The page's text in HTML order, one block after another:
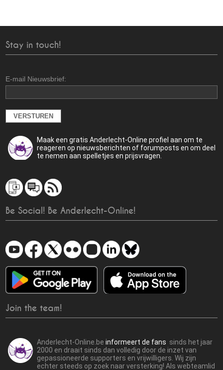
Stay in touch!
E-mail Nieuwsbrief:
Maak een gratis Anderlecht-Online profiel aan om te
reageren op nieuwsberichten of forumposts en om deel
te nemen aan spelletjes en prijsvragen.
Be Social! Be Anderlecht-Online!
Join the team!
Anderlecht-Online.beinformeert de fans sinds het jaar
2000 en draait sinds dan volledig door de inzet van
gepassioneerde supporters en vrijwilligers. Wij zijn
echter steeds op zoek naar versterking! Als webteamlid